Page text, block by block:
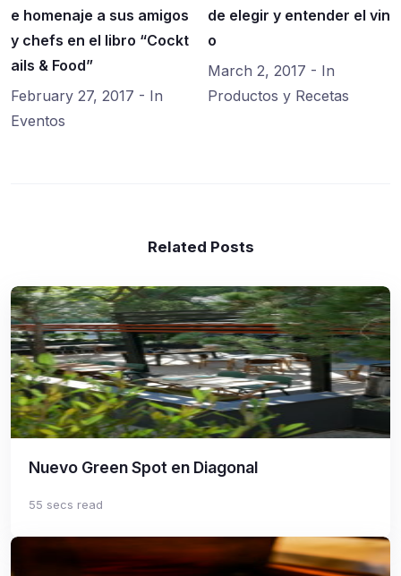
e homenaje a sus amigos
y chefs en el libro “Cockt
ails & Food”
February 27, 2017 - In
Eventos
de elegir y entender el vin
o
March 2, 2017 - In
Productos y Recetas
Related Posts
Nuevo Green Spot en Diagonal
55 secs read